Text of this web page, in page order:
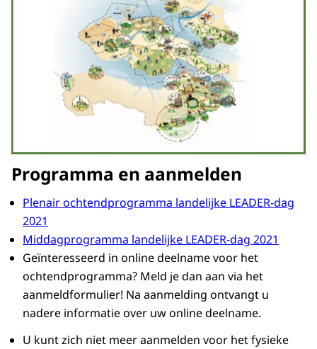
Programma en aanmelden
Plenair ochtendprogramma landelijke LEADER-dag
2021
Middagprogramma landelijke LEADER-dag 2021
Geïnteresseerd in online deelname voor het
ochtendprogramma? Meld je dan aan via het
aanmeldformulier! Na aanmelding ontvangt u
nadere informatie over uw online deelname.
U kunt zich niet meer aanmelden voor het fysieke